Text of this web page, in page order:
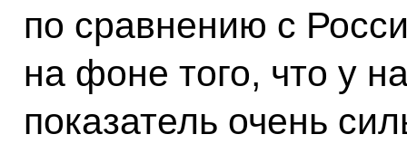
по сравнению с
на фоне того, что у
показатель очень